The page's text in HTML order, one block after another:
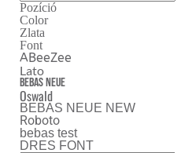
Pozíció
Color
Zlata
Font
ABeeZee
Lato
Bebas Neue
Oswald
BEBAS NEUE NEW
Roboto
bebas test
DRES FONT